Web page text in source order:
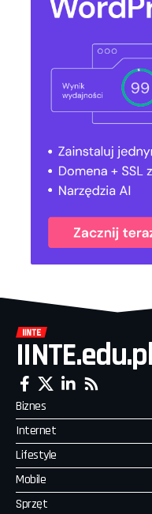
IINTE.edu.pl
Biznes
Internet
Lifestyle
Mobile
Sprzęt